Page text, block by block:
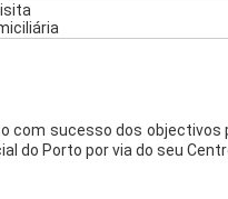
com sucesso dos
do Porto por via do seu